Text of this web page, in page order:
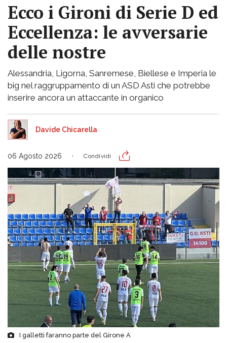
Ecco i Gironi di Serie D ed
Eccellenza: le avversarie
delle nostre
Alessandria, Ligorna, Sanremese, Biellese e Imperia le
big nel raggruppamento di un ASD Asti che potrebbe
inserire ancora un attaccante in organico
Davide Chicarella
06 Agosto 2026 Condividi
I galletti faranno parte del Girone A